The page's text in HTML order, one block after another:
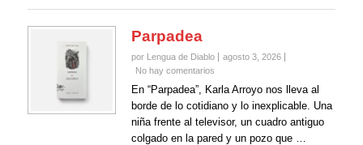
Parpadea
por Lengua de Diablo
agosto 3, 2026
No hay comentarios
En “Parpadea”, Karla Arroyo nos lleva al
borde de lo cotidiano y lo inexplicable. Una
niña frente al televisor, un cuadro antiguo
colgado en la pared y un pozo que …